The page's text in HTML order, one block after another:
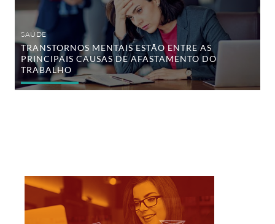
trabalho
SAÚDE
TRANSTORNOS MENTAIS ESTÃO ENTRE AS
PRINCIPAIS CAUSAS DE AFASTAMENTO DO
TRABALHO